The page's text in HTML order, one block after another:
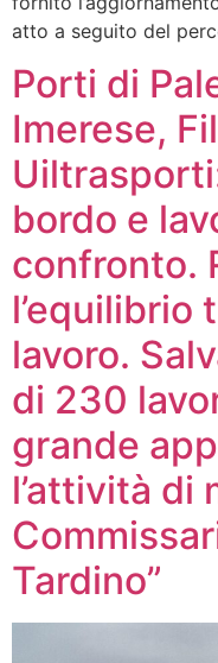
atto a seguito del
Porti di
Imerese,
bordo e
confronto.
l’equilibrio
lavoro.
di 230
grande
l’attività di
Tardino”